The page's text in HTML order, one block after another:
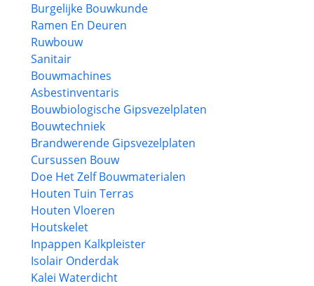
Burgelijke Bouwkunde
Ramen En Deuren
Ruwbouw
Sanitair
Bouwmachines
Asbestinventaris
Bouwbiologische Gipsvezelplaten
Bouwtechniek
Brandwerende Gipsvezelplaten
Cursussen Bouw
Doe Het Zelf Bouwmaterialen
Houten Tuin Terras
Houten Vloeren
Houtskelet
Inpappen Kalkpleister
Isolair Onderdak
Kalei Waterdicht